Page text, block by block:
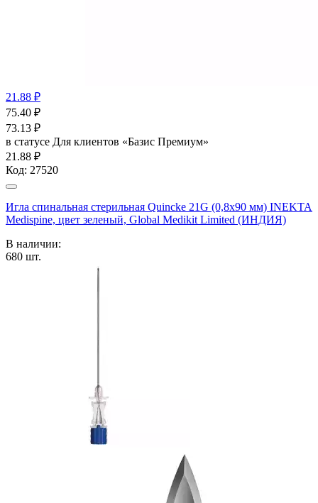
21.88 ₽
75.40 ₽
73.13 ₽
в статусе Для клиентов «Базис Премиум»
21.88 ₽
Код: 27520
Игла спинальная стерильная Quincke 21G (0,8х90 мм) INEKTA
Medispine, цвет зеленый, Global Medikit Limited (ИНДИЯ)
В наличии:
680 шт.